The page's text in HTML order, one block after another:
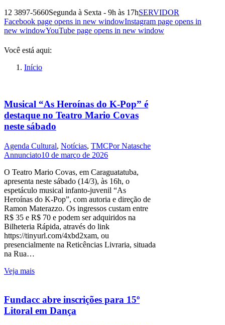
12 3897-5660Segunda à Sexta - 9h às 17hSERVIDOR
Facebook page opens in new windowInstagram page opens in
new windowYouTube page opens in new window
Você está aqui:
Início
Musical “As Heroínas do K-Pop” é
destaque no Teatro Mario Covas
neste sábado
Agenda Cultural, Notícias, TMCPorNatasche
Annunciato10 de março de 2026
O Teatro Mario Covas, em Caraguatatuba,
apresenta neste sábado (14/3), às 16h, o
espetáculo musical infanto-juvenil “As
Heroínas do K-Pop”, com autoria e direção de
Ramon Materazzo. Os ingressos custam entre
R$ 35 e R$ 70 e podem ser adquiridos na
Bilheteria Rápida, através do link
https://tinyurl.com/4xbd2xam, ou
presencialmente na Reticências Livraria, situada
na Rua…
Veja mais
Fundacc abre inscrições para 15º
Litoral em Dança